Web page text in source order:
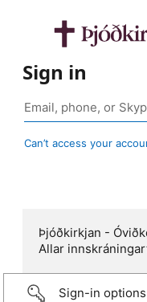
Sign in
Can’t access your
Þjóðkirkjan -
Allar
Sign-in options